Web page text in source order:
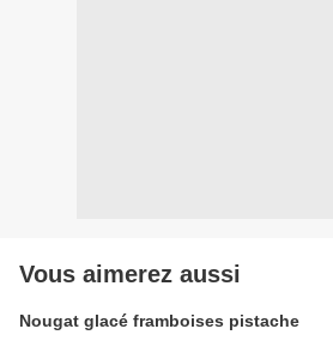
Vous aimerez aussi
Nougat glacé framboises pistache